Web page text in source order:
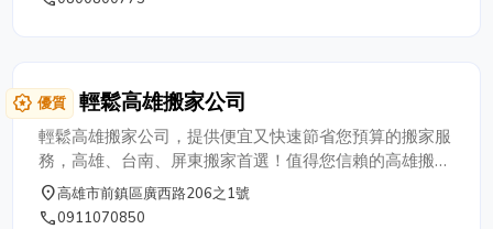
award_star 優質 輕鬆高雄搬家公司
輕鬆高雄搬家公司，提供便宜又快速節省您預算的搬家服
務，高雄、台南、屏東搬家首選！值得您信賴的高雄搬家
公司，新居喬遷,辦公室搬遷、回頭車等服務，另外有廢棄
物處理等周邊服務，給您最優質的專業搬家。
place高雄市前鎮區廣西路206之1號
phone0911070850